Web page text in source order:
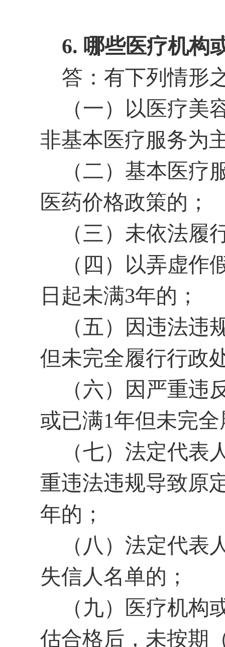
6. 哪些医疗机构
答：有下列情形
（一）以医疗
非基本医疗服务为
（二）基本医
医药价格政策的；
（三）未依法履
（四）以弄虚
日起未满3年的；
（五）因违法违
但未完全履行行政
（六）因严重违
或已满1年但未完
（七）法定代
重违法违规导致原
年的；
（八）法定代
失信人名单的；
（九）医疗机
估合格后，未按期